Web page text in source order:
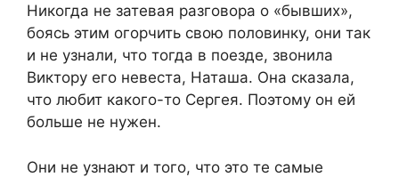
Никогда не затевая разговора о «бывших»,
боясь этим огорчить свою половинку, они так
и не узнали, что тогда в поезде, звонила
Виктору его невеста, Наташа. Она сказала,
что любит какого-то Сергея. Поэтому он ей
больше не нужен.
Они не узнают и того, что это те самые